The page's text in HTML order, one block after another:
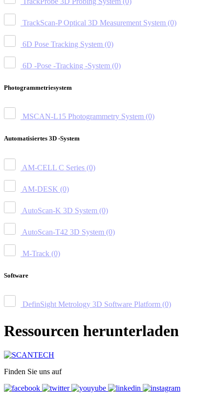
TrackScan-P Optical 3D Measurement System (0)
6D Pose Tracking System (0)
6D -Pose -Tracking -System (0)
Photogrammetriesystem
MSCAN-L15 Photogrammetry System (0)
Automatisiertes 3D -System
AM-CELL C Series (0)
AM-DESK (0)
AutoScan-K 3D System (0)
AutoScan-T42 3D System (0)
M-Track (0)
Software
DefinSight Metrology 3D Software Platform (0)
Ressourcen herunterladen
Finden Sie uns auf